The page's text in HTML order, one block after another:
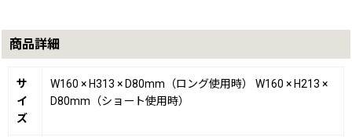
商品詳細
サ
イ
ズ
W160 × H313 × D80mm（ロング使用時） W160 × H213 ×
D80mm（ショート使用時）